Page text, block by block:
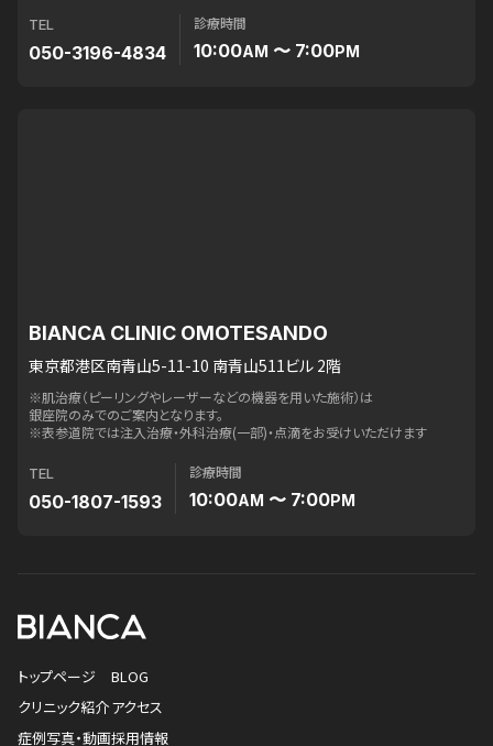
TEL
050-3196-4834
診療時間
10:00AM 〜 7:00PM
BIANCA CLINIC OMOTESANDO
東京都港区南青山5-11-10 南青山511ビル 2階
※肌治療（ピーリングやレーザーなどの機器を用いた施術）は
銀座院のみでのご案内となります。
※表参道院では注入治療・外科治療(一部)・点滴をお受けいただけます
TEL
050-1807-1593
診療時間
10:00AM 〜 7:00PM
トップページ
クリニック紹介
症例写真・動画
BLOG
アクセス
採用情報